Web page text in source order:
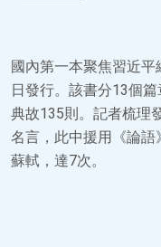
國內第一本聚焦習近
日發行。該書分13個
典故135則。記者梳理
名言，此中援用《論
蘇軾，達7次。